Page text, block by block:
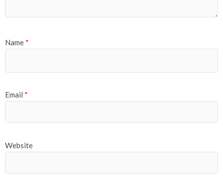
Name *
Email *
Website